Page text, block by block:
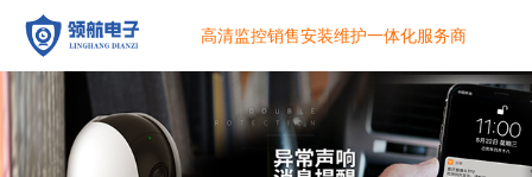
高清监控销售安装维护一体化服务商